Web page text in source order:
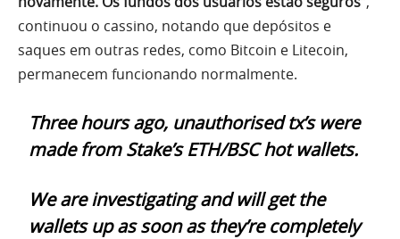
continuou o cassino, notando que depósitos e
saques em outras redes, como Bitcoin e Litecoin,
permanecem funcionando normalmente.
Three hours ago, unauthorised tx’s were
made from Stake’s ETH/BSC hot wallets.
We are investigating and will get the
wallets up as soon as they’re completely